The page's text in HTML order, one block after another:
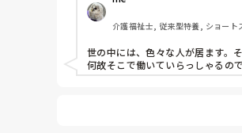
介福も持っておらず、責任感な
効率の良い方法を提案しても、
介護福祉士, 従来型特養, ショー
世の中には、色々な人が居ます。
何故そこで働いていらっしゃるの